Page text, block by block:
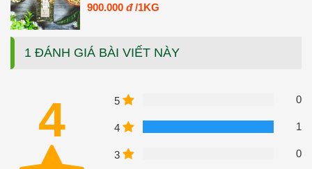
900.000 đ /1KG
1 ĐÁNH GIÁ BÀI VIẾT NÀY
4 5 0
4 1
3 0